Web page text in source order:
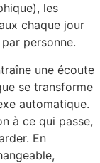
les
chaque jour
personne.
une écoute
se transforme
automatique.
à ce qui passe,
En